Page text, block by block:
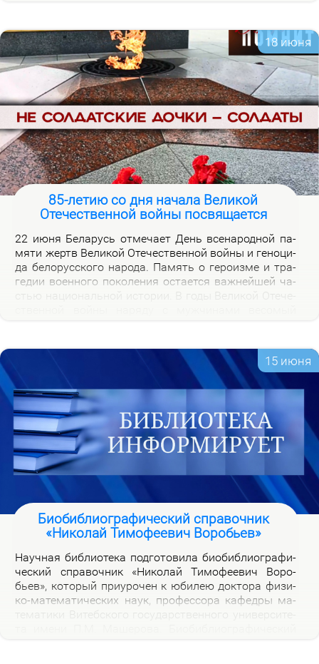
18 июня
85-летию со дня начала Великой
Отечественной войны посвящается
22 июня Бе­ла­русь от­ме­ча­ет День все­на­род­ной па­
мя­ти жертв Ве­ли­кой Оте­че­ствен­ной вой­ны и ге­но­ци­
да бе­ло­рус­ско­го на­ро­да. Па­мять о ге­ро­из­ме и тра­
ге­дии во­ен­но­го по­ко­ле­ния оста­ет­ся важ­ней­шей ча­
ских от­ря­дах.
15 июня
Биобиблиографический справочник
«Николай Тимофеевич Воробьев»
На­уч­ная биб­лио­те­ка под­го­то­ви­ла био­биб­лио­гра­фи­
че­ский спра­воч­ник «Ни­ко­лай Ти­мо­фе­е­вич Во­ро­
бьев», ко­то­рый при­уро­чен к юби­лею док­то­ра физи­
ко-ма­те­ма­ти­че­ских на­ук, про­фес­со­ра ка­фед­ры ма­